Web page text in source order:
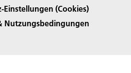
Einstellungen (Cookies)
Nutzungsbedingungen